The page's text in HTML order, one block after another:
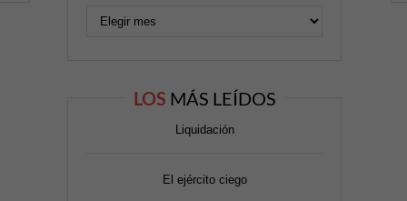
LOS MÁS LEÍDOS
Liquidación
El ejército ciego